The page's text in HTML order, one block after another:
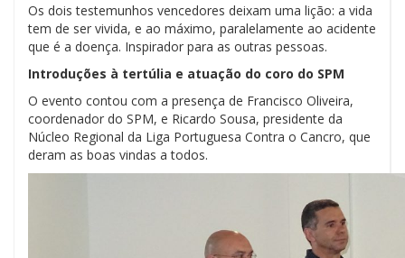
Os dois testemunhos vencedores deixam uma lição: a vida
tem de ser vivida, e ao máximo, paralelamente ao acidente
que é a doença. Inspirador para as outras pessoas.
Introduções à tertúlia e atuação do coro do SPM
O evento contou com a presença de Francisco Oliveira,
coordenador do SPM, e Ricardo Sousa, presidente da
Núcleo Regional da Liga Portuguesa Contra o Cancro, que
deram as boas vindas a todos.